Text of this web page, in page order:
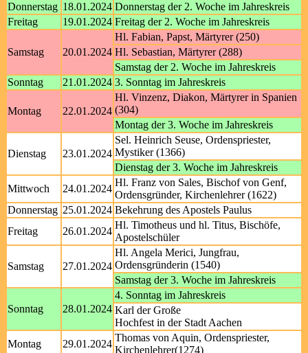
Donnerstag 18.01.2024 Donnerstag der 2. Woche im Jahreskreis
Freitag
19.01.2024 Freitag der 2. Woche im Jahreskreis
Samstag 20.01.2024
Hl. Fabian, Papst, Märtyrer (250)
Hl. Sebastian, Märtyrer (288)
Samstag der 2. Woche im Jahreskreis
Sonntag
21.01.2024 3. Sonntag im Jahreskreis
Montag 22.01.2024
Hl. Vinzenz, Diakon, Märtyrer in Spanien
(304)
Montag der 3. Woche im Jahreskreis
Dienstag 23.01.2024
Sel. Heinrich Seuse, Ordenspriester,
Mystiker (1366)
Dienstag der 3. Woche im Jahreskreis
Mittwoch
24.01.2024
Hl. Franz von Sales, Bischof von Genf,
Ordensgründer, Kirchenlehrer (1622)
Donnerstag 25.01.2024 Bekehrung des Apostels Paulus
Freitag
26.01.2024
Hl. Timotheus und hl. Titus, Bischöfe,
Apostelschüler
Samstag 27.01.2024
Hl. Angela Merici, Jungfrau,
Ordensgründerin (1540)
Samstag der 3. Woche im Jahreskreis
Sonntag 28.01.2024
4. Sonntag im Jahreskreis
Karl der Große
Hochfest in der Stadt Aachen
Montag
29.01.2024
Thomas von Aquin, Ordenspriester,
Kirchenlehrer(1274)